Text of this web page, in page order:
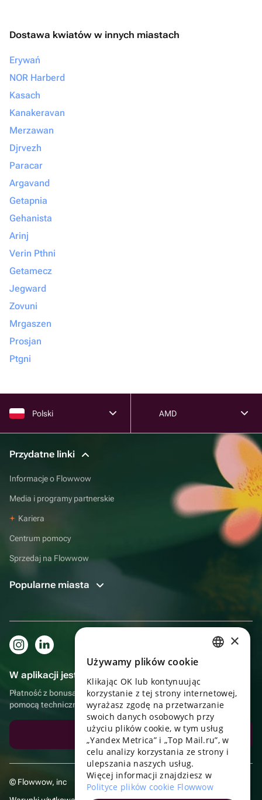
Dostawa kwiatów w innych miastach
Erywań
NOR Harberd
Kasach
Kanakeravan
Merzawan
Djrvezh
Paracar
Argavand
Getapnia
Gehanista
Arinj
Verin Pthni
Getamecz
Jegward
Zovuni
Mrgaszen
Prosjan
Ptgni
Polski AMD
Przydatne linki
Informacje o Flowwow
Media i programy partnerskie
Kariera
Centrum pomocy
Sprzedaj na Flowwow
Popularne miasta
W aplikacji jest to jeszcze wygodniejsze!
Płatność z bonusami, samodzielna dostawa, wygodny czat z
pomocą techniczną
Pobierz aplikację
© Flowwow, inc
UKRAINIAN
PORTUGUESE
SPANISH
×
Używamy plików cookie
Klikając OK lub kontynuując
korzystanie z tej strony internetowej,
wyrażasz zgodę na przetwarzanie
swoich danych osobowych przy
użyciu plików cookie, w tym usług
„Yandex Metrica” i „Top Mail.ru”, w
celu analizy korzystania ze strony i
ulepszania naszych usług.
Więcej informacji znajdziesz w
Polityce plików cookie Flowwow